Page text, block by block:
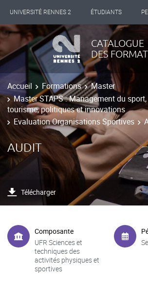
UNIVERSITÉ RENNES 2 ÉTUDIANTS
INTERNATIONAL PROFESSIONNELS
LES NOUVELLES DE RENNES 2
CATALOGUE
DES
Accueil Formations
Master
Master STAPS : Management du
tourisme, politiques et innovations
Evaluation Organisations Sportives
AUDIT
Télécharger
Composante
UFR Sciences et
techniques des
activités physiques et
sportives